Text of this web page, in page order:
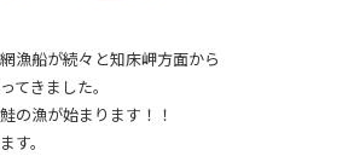
漁船が続々と知床岬方面から
てきました。
の漁が始まります！！
す。